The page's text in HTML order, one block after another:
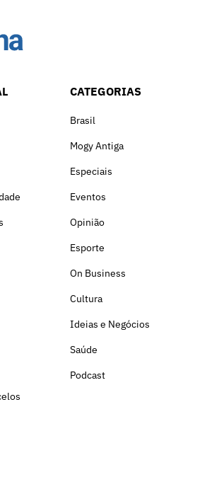
CATEGORIAS
Brasil
Mogy Antiga
Especiais
Eventos
Opinião
Esporte
On Business
Cultura
Ideias e Negócios
Saúde
Podcast